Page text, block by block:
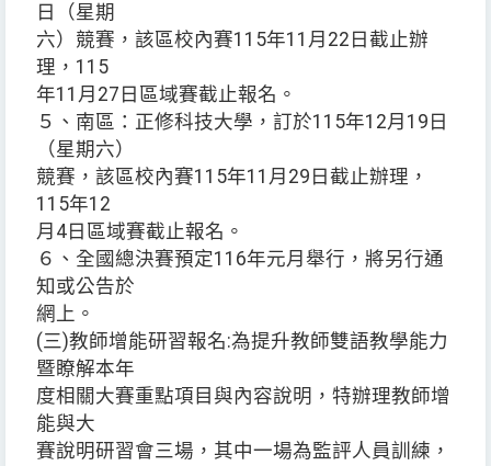
日（星期
六）競賽，該區校內賽115年11月22日截止辦
理，115
年11月27日區域賽截止報名。
５、南區：正修科技大學，訂於115年12月19日
（星期六）
競賽，該區校內賽115年11月29日截止辦理，
115年12
月4日區域賽截止報名。
６、全國總決賽預定116年元月舉行，將另行通
知或公告於
網上。
(三)教師增能研習報名:為提升教師雙語教學能力
暨瞭解本年
度相關大賽重點項目與內容說明，特辦理教師增
能與大
賽說明研習會三場，其中一場為監評人員訓練，